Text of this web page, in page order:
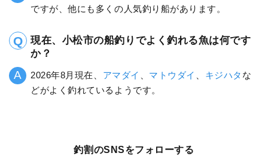
ですが、他にも多くの人気釣り船があります。
現在、小松市の船釣りでよく釣れる魚は何です
か？
2026年8月現在、 アマダイ マトウダイ キジハタ な
どがよく釣れているようです。
釣割のSNSをフォローする